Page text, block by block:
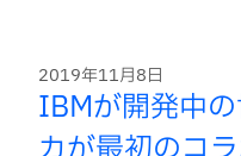
2019年11月8日
IBMが開発中